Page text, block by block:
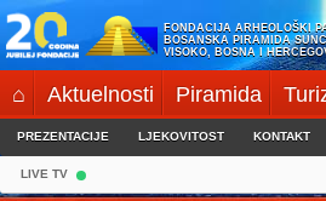
Skip
to
content
FONDACIJA ARHEOLOŠKI
BOSANSKA PIRAMIDA
VISOKO, BOSNA I
⌂ Aktuelnosti Piramida
PREZENTACIJE LJEKOVITOST KONTAKT
LIVE TV